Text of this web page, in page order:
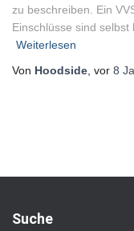
zu beschreiben. Ein
Einschlüsse sind
Weiterlesen
Von Hoodside, vor 8
Suche